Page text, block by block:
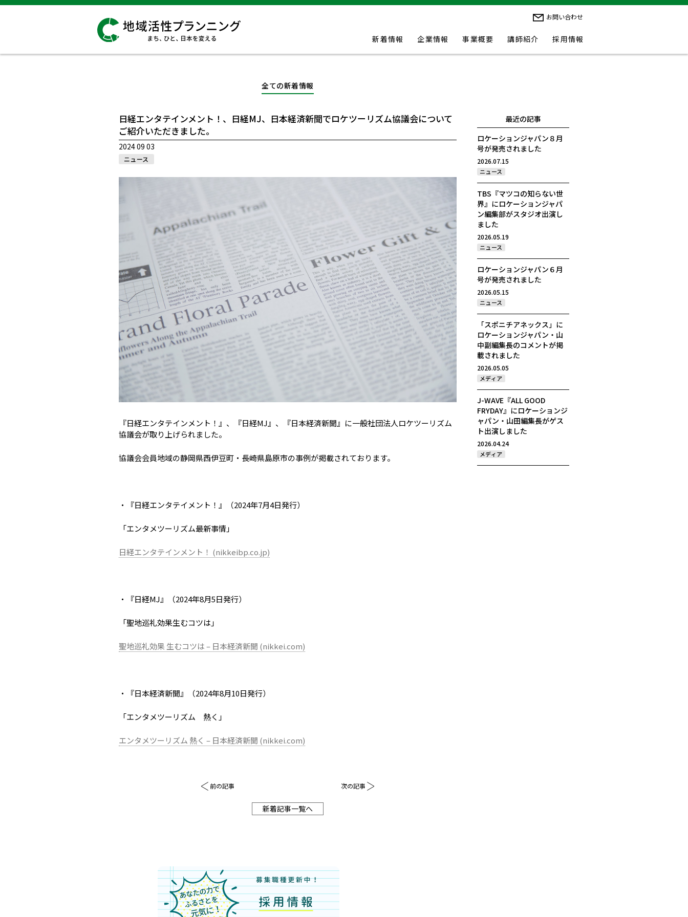
新着情報 企業情報 事業概要 講師紹介 採用情報
お問い合わせ
全ての新着情報
日経エンタテインメント！、日経MJ、日本経済新聞でロケツーリズム協議会について
ご紹介いただきました。
2024 09 03
ニュース
『日経エンタテインメント！』、『日経MJ』、『日本経済新聞』に一般社団法人ロケツーリズム
協議会が取り上げられました。
協議会会員地域の静岡県西伊豆町・長崎県島原市の事例が掲載されております。
・『日経エンタテイメント！』（2024年7月4日発行）
「エンタメツーリズム最新事情」
日経エンタテインメント！ (nikkeibp.co.jp)
・『日経MJ』（2024年8月5日発行）
「聖地巡礼効果生むコツは」
聖地巡礼効果 生むコツは – 日本経済新聞 (nikkei.com)
・『日本経済新聞』（2024年8月10日発行）
「エンタメツーリズム 熱く」
エンタメツーリズム 熱く – 日本経済新聞 (nikkei.com)
前の記事 次の記事
新着記事一覧へ
最近の記事
ロケーションジャパン８月
号が発売されました
2026.07.15
ニュース
TBS『マツコの知らない世
界』にロケーションジャパ
ン編集部がスタジオ出演し
ました
2026.05.19
ニュース
ロケーションジャパン６月
号が発売されました
2026.05.15
ニュース
「スポニチアネックス」に
ロケーションジャパン・山
中副編集長のコメントが掲
載されました
2026.05.05
メディア
J-WAVE『ALL GOOD
FRYDAY』にロケーションジ
ャパン・山田編集長がゲス
ト出演しました
2026.04.24
メディア